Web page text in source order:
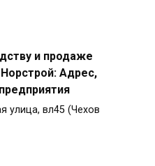
и продаже
Адрес,
улица, вл45 (Чехов